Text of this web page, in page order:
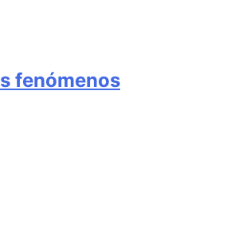
fenómenos